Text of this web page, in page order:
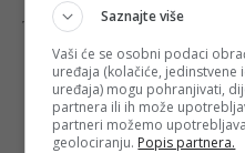
Saznajte više
Vaši će se osobni podaci
uređaja (kolačiće,
uređaja) mogu pohranjivati,
partnera ili ih može
partneri možemo
geolociranju. Popis partnera.